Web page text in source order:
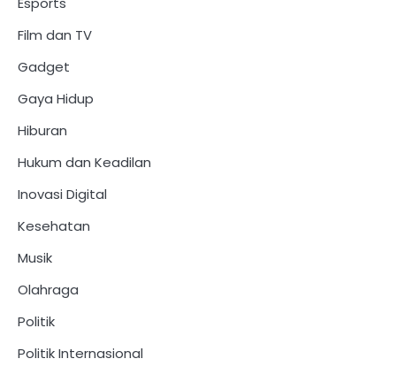
Film dan TV
Gadget
Gaya Hidup
Hiburan
Hukum dan Keadilan
Inovasi Digital
Kesehatan
Musik
Olahraga
Politik
Politik Internasional